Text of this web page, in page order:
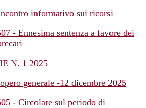
informativo sui ricorsi
- Ennesima sentenza a favore dei
N. 1 2025
generale -12 dicembre 2025
- Circolare sul periodo di